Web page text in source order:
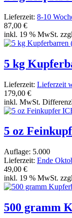
Lieferzeit: 8-10
87,00 €
inkl. 19 % MwSt.
5 kg
Lieferzeit: Lieferzeit
179,00 €
inkl. MwSt.
5 oz
Auflage: 5.000
Lieferzeit: Ende
49,00 €
inkl. 19 % MwSt.
500 gramm